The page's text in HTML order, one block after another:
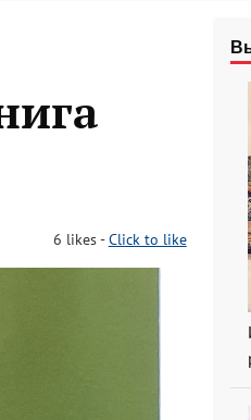
6 likes-Click to like